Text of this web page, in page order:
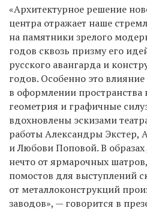
«Архитектурное решение
центра отражает наше
на памятники зрелого
годов сквозь призму его
русского авангарда и
годов. Особенно это влияние
в оформлении пространства
геометрия и графичные
вдохновлены эскизами
работы Александры Экстер,
и Любови Поповой. В образах
нечто от ярмарочных
помостов для выступлений
от металлоконструкций
заводов», — говорится в